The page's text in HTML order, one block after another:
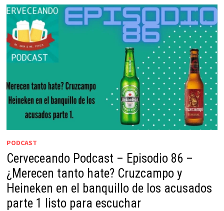
PODCAST
Cerveceando Podcast – Episodio 86 –
¿Merecen tanto hate? Cruzcampo y
Heineken en el banquillo de los acusados
parte 1 listo para escuchar